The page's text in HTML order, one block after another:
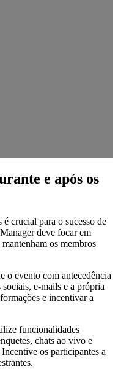
e após os
crucial para o sucesso de
deve focar em
os membros
o evento com antecedência
e-mails e a própria
e incentivar a
funcionalidades
chats ao vivo e
Incentive os participantes a